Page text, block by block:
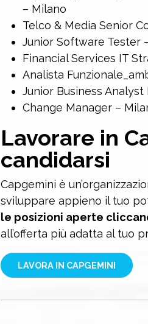
– Milano
Telco & Media Senior
Junior Software Tester
Financial Services IT
Analista
Junior Business
Change Manager –
Lavorare in
candidarsi
Capgemini è
sviluppare appieno il tuo
le posizioni aperte
all’offerta più adatta al tuo
LAVORA IN CAPGEMINI